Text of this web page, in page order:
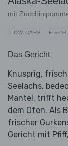
mit
LOW CARB FISCH
Das Gericht
Knusprig,
Seelachs,
Mantel, trifft
dem Ofen. Als
frischer
Gericht mit